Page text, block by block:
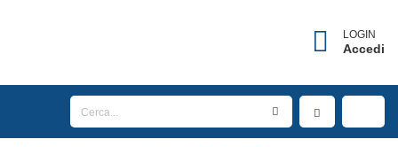
LOGIN
Accedi
×
Inserisci l'indirizzo Email associato al tuo account
per ricevere il tuo username.